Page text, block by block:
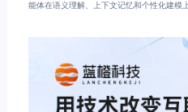
能体在语义理解、上下文记忆和个性化建模